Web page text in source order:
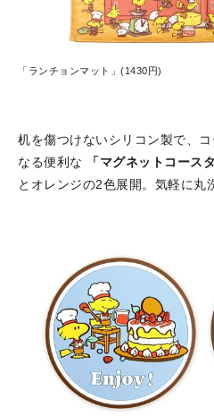
「ランチョンマット」(1430円)
机を傷つけないシリコン製で、
なる便利な
「マグネットコース
とオレンジの2色展開。気軽に丸